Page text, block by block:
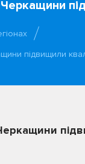
Черкащини
підвищили